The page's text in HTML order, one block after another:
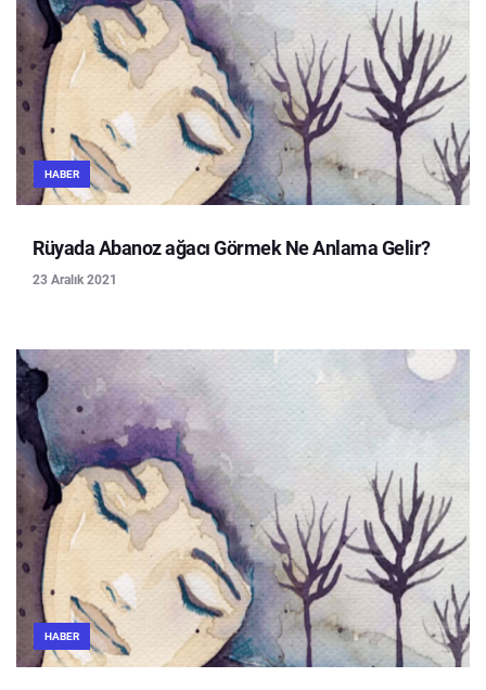
HABER
Rüyada Abanoz ağacı Görmek Ne Anlama Gelir?
23 Aralık 2021
HABER